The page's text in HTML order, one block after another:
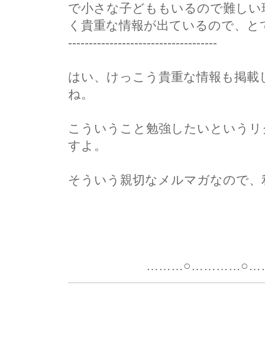
で小さな子どももいるので難し
く貴重な情報が出ているので、
------------------------------------
はい、けっこう貴重な情報も掲
ね。
こういうこと勉強したいという
すよ。
そういう親切なメルマガなので